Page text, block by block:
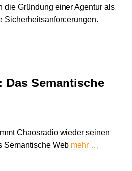
die Gründung einer Agentur als
Sicherheitsanforderungen.
Das Semantische
Chaosradio wieder seinen
Semantische Web mehr …